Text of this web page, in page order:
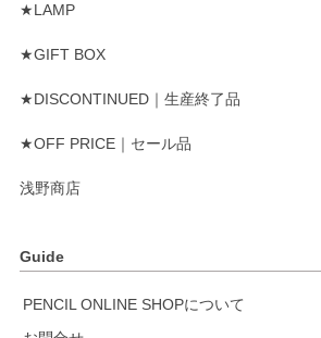
★LAMP
★GIFT BOX
★DISCONTINUED｜生産終了品
★OFF PRICE｜セール品
浅野商店
Guide
PENCIL ONLINE SHOPについて